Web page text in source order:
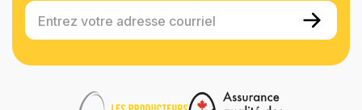
Entrez votre adresse courriel